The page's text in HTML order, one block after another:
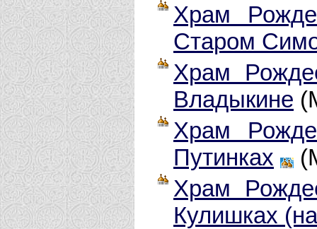
Храм
Старом
Храм
Владыкине
Храм
Путинках
Храм
Кулишках